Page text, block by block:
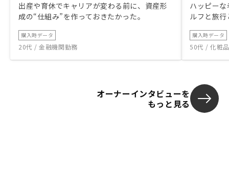
出産や育休でキャリアが変わる前に、資産形
成の“仕組み”を作っておきたかった。
購入時データ
20代 / 金融機関勤務
ハッピー
ルフと旅
購入時データ
50代 / 化粧
オーナーインタビューを
もっと見る